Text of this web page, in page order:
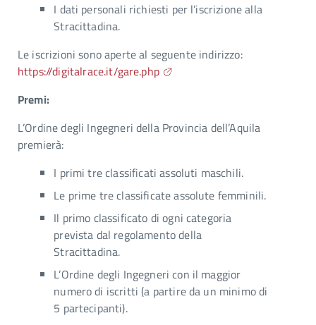
I dati personali richiesti per l’iscrizione alla
Stracittadina.
Le iscrizioni sono aperte al seguente indirizzo:
https://digitalrace.it/gare.php
Premi:
L’Ordine degli Ingegneri della Provincia dell’Aquila
premierà:
I primi tre classificati assoluti maschili.
Le prime tre classificate assolute femminili.
Il primo classificato di ogni categoria
prevista dal regolamento della
Stracittadina.
L’Ordine degli Ingegneri con il maggior
numero di iscritti (a partire da un minimo di
5 partecipanti).